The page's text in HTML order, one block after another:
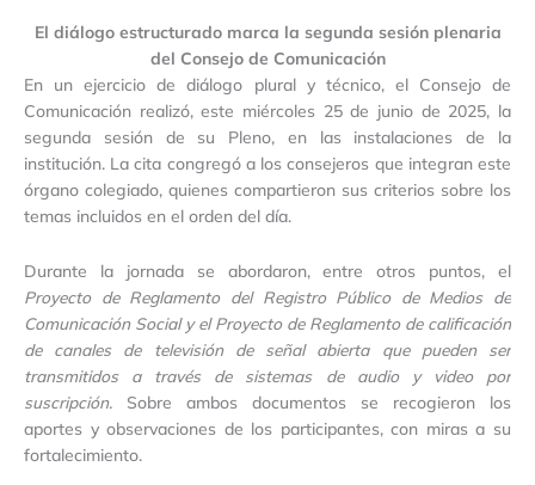
El diálogo estructurado marca la segunda sesión plenaria
del Consejo de Comunicación
En un ejercicio de diálogo plural y técnico, el Consejo de
Comunicación realizó, este miércoles 25 de junio de 2025, la
segunda sesión de su Pleno, en las instalaciones de la
institución. La cita congregó a los consejeros que integran este
órgano colegiado, quienes compartieron sus criterios sobre los
temas incluidos en el orden del día.
Durante la jornada se abordaron, entre otros puntos, el
Proyecto de Reglamento del Registro Público de Medios de
Comunicación Socialy elProyecto de Reglamento de calificación
de canales de televisión de señal abierta que pueden ser
transmitidos a través de sistemas de audio y video por
suscripción. Sobre ambos documentos se recogieron los
aportes y observaciones de los participantes, con miras a su
fortalecimiento.